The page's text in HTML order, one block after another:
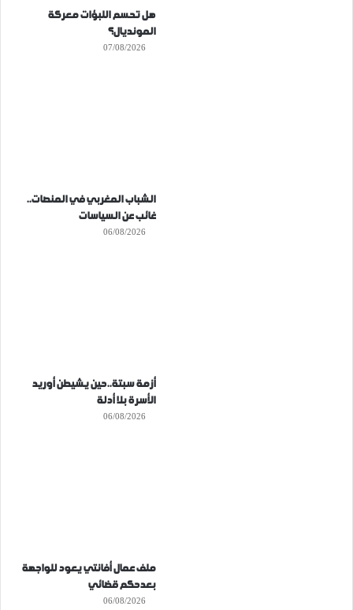
هل تحسم اللبؤات معركة
المونديال؟
07/08/2026
الشباب المغربي في المنصات..
غائب عن السياسات
06/08/2026
أزمة سبتة..حين يشيطن أوريد
الأسرة بلا أدلة
06/08/2026
ملف عمال أفانتي يعود للواجهة
بعدحكم قضائي
06/08/2026